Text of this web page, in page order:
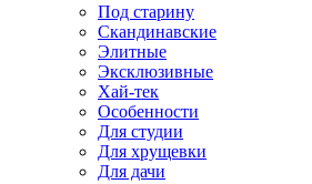
Под старину
Скандинавские
Элитные
Эксклюзивные
Хай-тек
Особенности
Для студии
Для хрущевки
Для дачи